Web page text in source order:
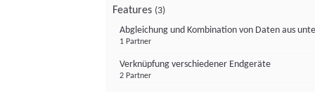
Features (3)
Abgleichung und Kombination von Daten aus
1 Partner
Verknüpfung verschiedener Endgeräte
2 Partner